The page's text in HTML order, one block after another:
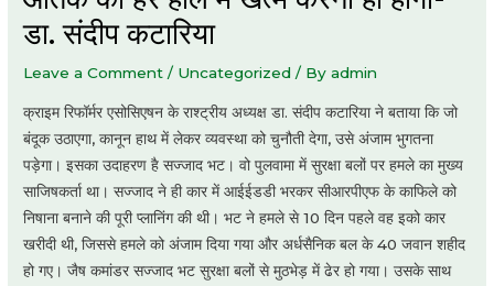
डा. संदीप कटारिया
Leave a Comment / Uncategorized / Byadmin
क्राइम रिफॉर्मर एसोसिएषन के राश्ट्रीय अध्यक्ष डा. संदीप कटारिया ने बताया कि जो
बंदूक उठाएगा, कानून हाथ में लेकर व्यवस्था को चुनौती देगा, उसे अंजाम भुगतना
पड़ेगा। इसका उदाहरण है सज्जाद भट। वो पुलवामा में सुरक्षा बलों पर हमले का मुख्य
साजिषकर्ता था। सज्जाद ने ही कार में आईईडडी भरकर सीआरपीएफ के काफिले को
निषाना बनाने की पूरी प्लानिंग की थी। भट ने हमले से 10 दिन पहले वह इको कार
खरीदी थी, जिससे हमले को अंजाम दिया गया और अर्धसैनिक बल के 40 जवान शहीद
हो गए। जैष कमांडर सज्जाद भट सुरक्षा बलों से मुठभेड़ में ढेर हो गया। उसके साथ